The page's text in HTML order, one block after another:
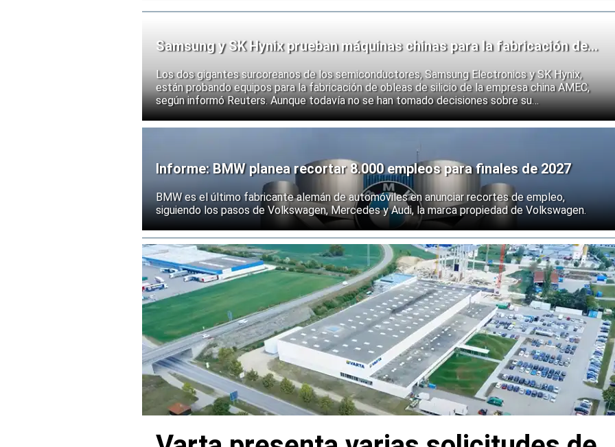
Samsung y SK Hynix prueban máquinas chinas para la fabricación de
Los dos gigantes surcoreanos de los semiconductores, Samsung Electronics y SK Hynix,
están probando equipos para la fabricación de obleas de silicio de la empresa china AMEC,
según informó Reuters. Aunque todavía no se han tomado decisiones sobre su
implementación, las acciones de los fabricantes coreanos muestran que se están preparando
ante la posibilidad de un mayor endurecimiento de las restricciones estadounidenses a la
Informe: BMW planea recortar 8.000 empleos para finales de 2027
BMW es el último fabricante alemán de automóviles en anunciar recortes de empleo,
siguiendo los pasos de Volkswagen, Mercedes y Audi, la marca propiedad de Volkswagen.